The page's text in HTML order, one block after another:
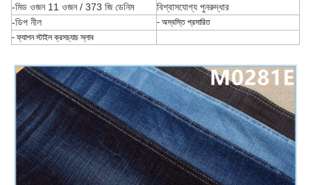
-মিড ওজন 11 ওজন / 373 জি ডেনিম
বিশ্বাসযোগ্য পুনরুদ্ধার
-ডিপ নীল
- অস্বস্তি প্রসারিত
- ফ্যাশন স্টাইল ক্রসচ্যাচ স্লাব